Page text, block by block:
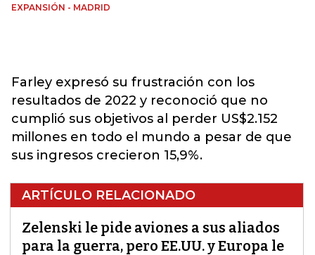
EXPANSIÓN - MADRID
Farley expresó su frustración con los
resultados de 2022 y reconoció que no
cumplió sus objetivos al perder US$2.152
millones en todo el mundo a pesar de que
sus ingresos crecieron 15,9%.
ARTÍCULO RELACIONADO
Zelenski le pide aviones a sus aliados
para la guerra, pero EE.UU. y Europa le